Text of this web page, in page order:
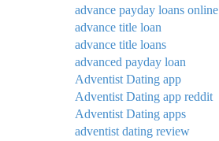
advance payday loans online
advance title loan
advance title loans
advanced payday loan
Adventist Dating app
Adventist Dating app reddit
Adventist Dating apps
adventist dating review